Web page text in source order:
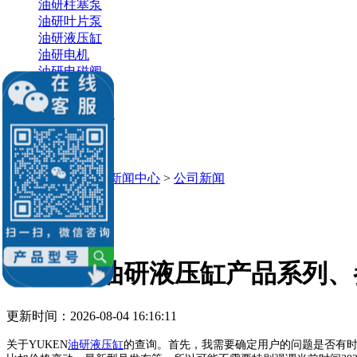
油研柱塞泵
油研叶片泵
油研液压缸
油研电机
油研电磁阀
销售：李经理
微信： 13686884195
Q Q：539184136
539184136@qq.com
当前位置：主页> 新闻中心 > 公司新闻
公司新闻
YUKEN油研液压缸产品系列
更新时间：2026-08-04 16:16:11
关于YUKEN油研液压缸的查询。首先，我需要确定用户的问题是否有